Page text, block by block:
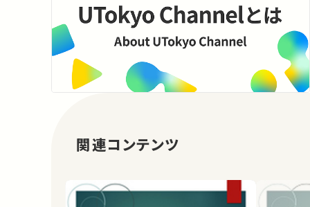
関連コンテンツ